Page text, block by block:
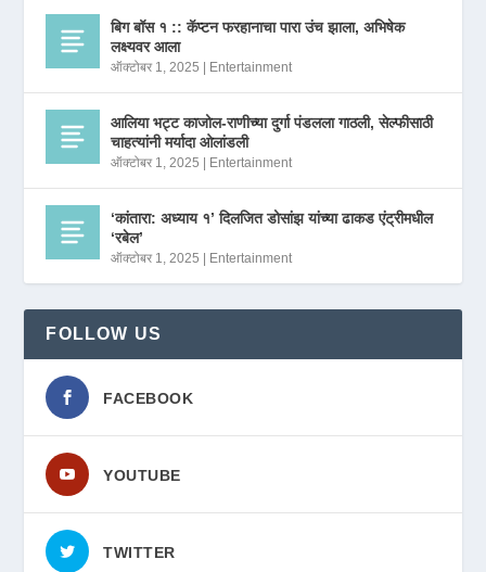
बिग बॉस १ :: कॅप्टन फरहानाचा पारा उंच झाला, अभिषेक
लक्ष्यवर आला
ऑक्टोबर 1, 2025 Entertainment
आलिया भट्ट काजोल-राणीच्या दुर्गा पंडलला गाठली, सेल्फीसाठी
चाहत्यांनी मर्यादा ओलांडली
ऑक्टोबर 1, 2025 Entertainment
‘कांतारा: अध्याय १’ दिलजित डोसांझ यांच्या ढाकड एंट्रीमधील
‘रबेल’
ऑक्टोबर 1, 2025 Entertainment
FOLLOW US
FACEBOOK
YOUTUBE
TWITTER